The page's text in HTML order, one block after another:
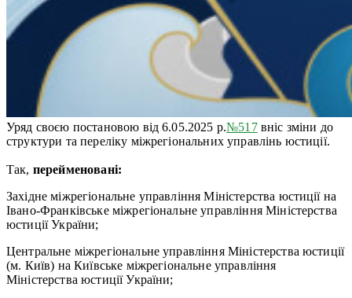
Уряд своєю постановою від 6.05.2025 р.№517вніс зміни до
структури та переліку міжрегіональних управлінь юстиції.
Так, перейменовані:
Західне міжрегіональне управління Міністерства юстиції на
Івано-Франківське міжрегіональне управління Міністерства
юстиції України;
Центральне міжрегіональне управління Міністерства юстиції
(м. Київ) на Київське міжрегіональне управління
Міністерства юстиції України;